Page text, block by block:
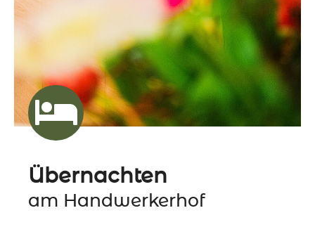
Übernachten
am Handwerkerhof